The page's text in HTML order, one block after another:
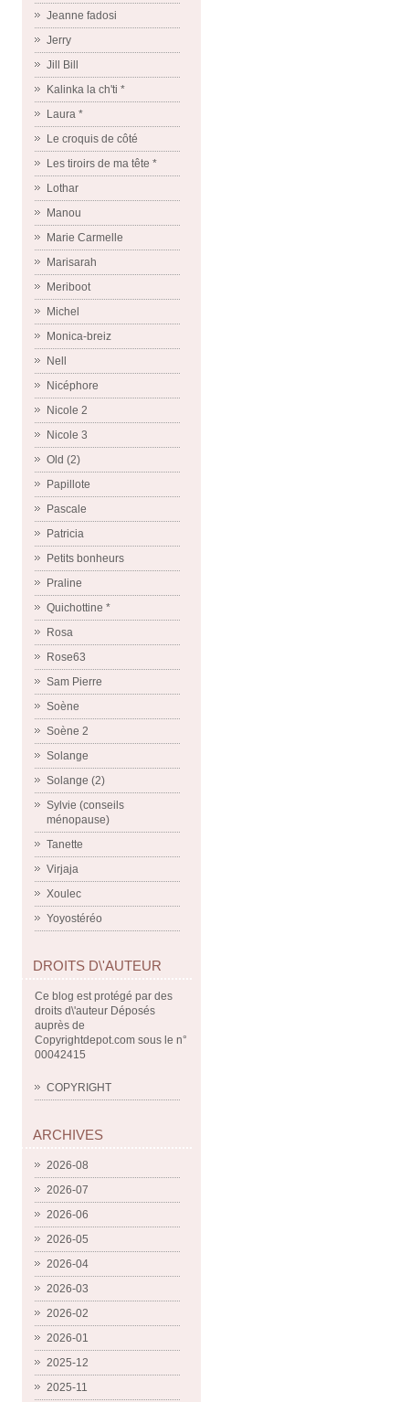
Jeanne fadosi
Jerry
Jill Bill
Kalinka la ch'ti *
Laura *
Le croquis de côté
Les tiroirs de ma tête *
Lothar
Manou
Marie Carmelle
Marisarah
Meriboot
Michel
Monica-breiz
Nell
Nicéphore
Nicole 2
Nicole 3
Old (2)
Papillote
Pascale
Patricia
Petits bonheurs
Praline
Quichottine *
Rosa
Rose63
Sam Pierre
Soène
Soène 2
Solange
Solange (2)
Sylvie (conseils
ménopause)
Tanette
Virjaja
Xoulec
Yoyostéréo
DROITS D\'AUTEUR
Ce blog est protégé par des
droits d\'auteur Déposés
auprès de
Copyrightdepot.com sous le n°
00042415
COPYRIGHT
ARCHIVES
2026-08
2026-07
2026-06
2026-05
2026-04
2026-03
2026-02
2026-01
2025-12
2025-11